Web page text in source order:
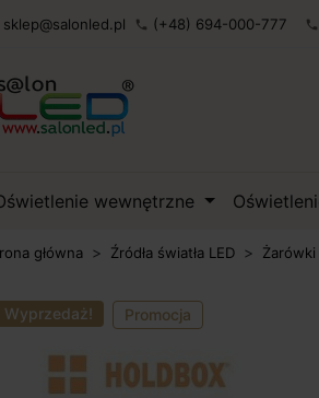
sklep@salonled.pl phone (+48) 694-000-777 phone
wewnętrzne
główna Źródła światła LED Żarówki
Wyprzedaż! Promocja